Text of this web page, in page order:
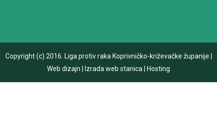
Copyright (c) 2016. Liga protiv raka Koprivničko-križevačke županije
Web dizajn
Izrada web stanica Hosting